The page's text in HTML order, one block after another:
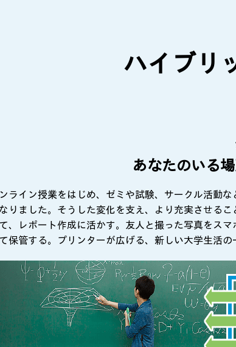
ハイブリ
あなたのいる
ライン授業をはじめ、ゼミや試験、サークル活動
りました。そうした変化を支え、より充実させる
、レポート作成に活かす。友人と撮った写真をス
保管する。プリンターが広げる、新しい大学生活の